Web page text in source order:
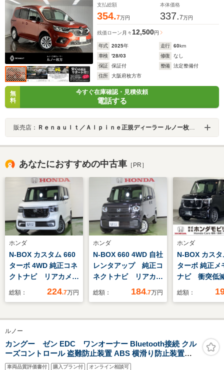
支払総額
354.7万円
本体価格
337.7万円
残価ローン 月々 12,500円
年式 2025年 走行 60km
車検
'28/03 修復
なし
保証
保証付 整備
法定整備付
住所
大阪府枚方市
無
料
今すぐ在庫確認・見積依頼
電話する
販売店： Ｒｅｎａｕｌｔ／Ａｌｐｉｎｅ正規ディーラー ルノー枚方・アルピーヌポイント枚方
あなたにおすすめの中古車 ［PR］
ホンダ
N-BOX カスタム 660
ターボ 4WD 純正コネ
クトナビ リアカメ
ラ フルセグ 純正ド
ETC シートヒータ
ー 夏冬タイヤ
総額： 224.7万円
ホンダ
N-BOX 660 4WD 自社
レンタアップ 純正コ
ネクトナビ リアカメ
ラ 純正ドラレコ
イドドア シートヒー
総額： 184.7万円
ホンダ
N-BOX カス
ターボ 純正メ
ナビ 衝突低
キ リアカメ
ルシフト シ
アルミホイー
総額：
ルノー
カングー ゼン EDC ワンオーナー Bluetooth接続 クル
ーズコントロール 盗難防止装置 ABS 横滑り防止装置
ETC
車両品質評価書付 購入プラン付 オンライン相談可